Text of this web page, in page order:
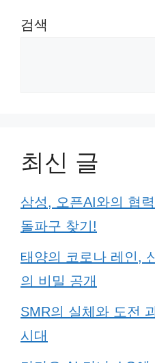
검색
최신 글
삼성, 오픈AI와의 협
돌파구 찾기!
태양의 코로나 레인,
의 비밀 공개
SMR의 실체와 도전
시대